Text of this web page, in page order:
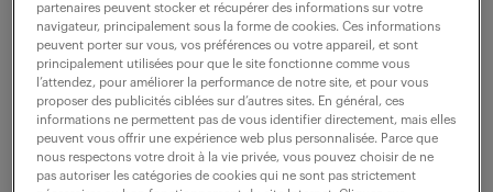
ne ratez aucune
opportunité.
recevez chaque semaine par mail les offres qui
partenaires peuvent stocker et récupérer des informations sur votre
navigateur, principalement sous la forme de cookies. Ces informations
peuvent porter sur vous, vos préférences ou votre appareil, et sont
principalement utilisées pour que le site fonctionne comme vous
l’attendez, pour améliorer la performance de notre site, et pour vous
proposer des publicités ciblées sur d’autres sites. En général, ces
informations ne permettent pas de vous identifier directement, mais elles
peuvent vous offrir une expérience web plus personnalisée. Parce que
nous respectons votre droit à la vie privée, vous pouvez choisir de ne
pas autoriser les catégories de cookies qui ne sont pas strictement